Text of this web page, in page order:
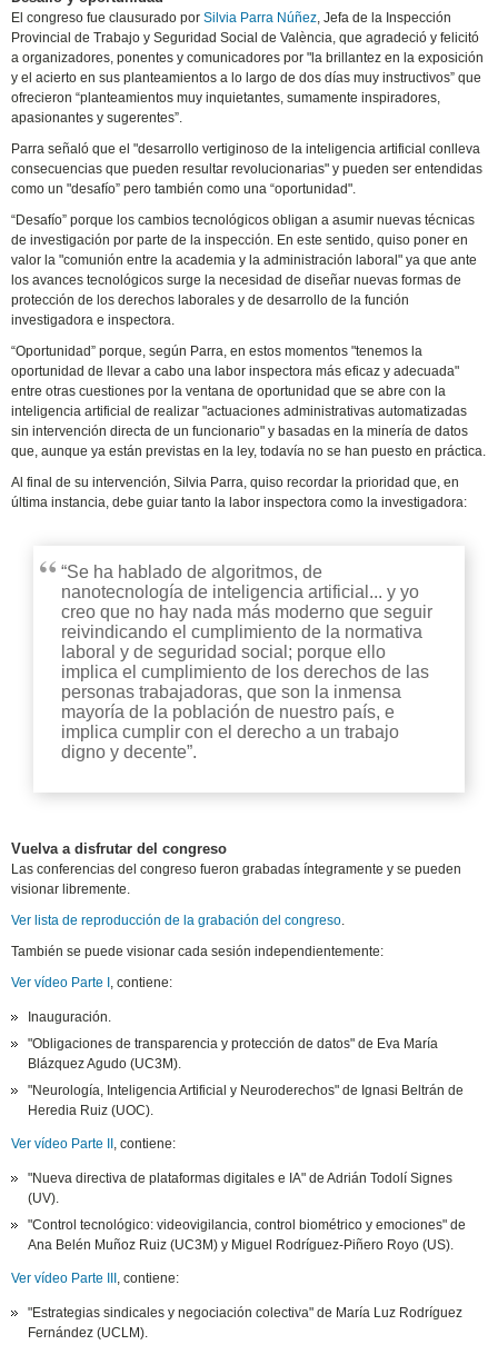
El congreso fue clausurado porSilvia Parra Núñez , Jefa de la Inspección
Provincial de Trabajo y Seguridad Social de València, que agradeció y felicitó
a organizadores, ponentes y comunicadores por "la brillantez en la exposición
y el acierto en sus planteamientos a lo largo de dos días muy instructivos” que
ofrecieron “planteamientos muy inquietantes, sumamente inspiradores,
apasionantes y sugerentes”.
Parra señaló que el "desarrollo vertiginoso de la inteligencia artificial conlleva
consecuencias que pueden resultar revolucionarias" y pueden ser entendidas
como un "desafío” pero también como una “oportunidad".
“Desafío” porque los cambios tecnológicos obligan a asumir nuevas técnicas
de investigación por parte de la inspección. En este sentido, quiso poner en
valor la "comunión entre la academia y la administración laboral" ya que ante
los avances tecnológicos surge la necesidad de diseñar nuevas formas de
protección de los derechos laborales y de desarrollo de la función
investigadora e inspectora.
“Oportunidad” porque, según Parra, en estos momentos "tenemos la
oportunidad de llevar a cabo una labor inspectora más eficaz y adecuada"
entre otras cuestiones por la ventana de oportunidad que se abre con la
inteligencia artificial de realizar "actuaciones administrativas automatizadas
sin intervención directa de un funcionario" y basadas en la minería de datos
que, aunque ya están previstas en la ley, todavía no se han puesto en práctica.
Al final de su intervención, Silvia Parra, quiso recordar la prioridad que, en
última instancia, debe guiar tanto la labor inspectora como la investigadora:
“Se ha hablado de algoritmos, de
nanotecnología de inteligencia artificial... y yo
creo que no hay nada más moderno que seguir
reivindicando el cumplimiento de la normativa
laboral y de seguridad social; porque ello
implica el cumplimiento de los derechos de las
personas trabajadoras, que son la inmensa
mayoría de la población de nuestro país, e
implica cumplir con el derecho a un trabajo
digno y decente”.
Vuelva a disfrutar del congreso
Las conferencias del congreso fueron grabadas íntegramente y se pueden
visionar libremente.
Ver lista de reproducción de la grabación del congreso.
También se puede visionar cada sesión independientemente:
Ver vídeo Parte I , contiene:
Inauguración.
"Obligaciones de transparencia y protección de datos" de Eva María
Blázquez Agudo (UC3M).
"Neurología, Inteligencia Artificial y Neuroderechos" de Ignasi Beltrán de
Heredia Ruiz (UOC).
Ver vídeo Parte II , contiene:
"Nueva directiva de plataformas digitales e IA" de Adrián Todolí Signes
(UV).
"Control tecnológico: videovigilancia, control biométrico y emociones" de
Ana Belén Muñoz Ruiz (UC3M) y Miguel Rodríguez-Piñero Royo (US).
Ver vídeo Parte III , contiene:
"Estrategias sindicales y negociación colectiva" de María Luz Rodríguez
Fernández (UCLM).